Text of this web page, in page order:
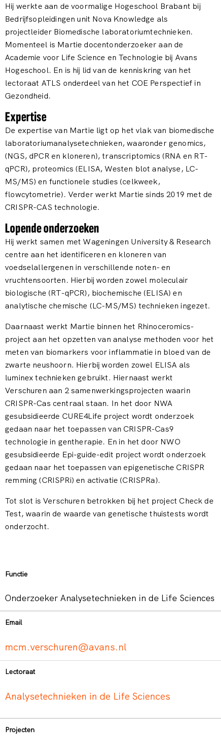
Hij werkte aan de voormalige Hogeschool Brabant bij
Bedrijfsopleidingen unit Nova Knowledge als
projectleider Biomedische laboratoriumtechnieken.
Momenteel is Martie docentonderzoeker aan de
Academie voor Life Science en Technologie bij Avans
Hogeschool. En is hij lid van de kenniskring van het
lectoraat ATLS onderdeel van het COE Perspectief in
Gezondheid.
Expertise
De expertise van Martie ligt op het vlak van biomedische
laboratoriumanalysetechnieken, waaronder genomics,
(NGS, dPCR en kloneren), transcriptomics (RNA en RT-
qPCR), proteomics (ELISA, Westen blot analyse, LC-
MS/MS) en functionele studies (celkweek,
flowcytometrie). Verder werkt Martie sinds 2019 met de
CRISPR-CAS technologie.
Lopende onderzoeken
Hij werkt samen met Wageningen University & Research
centre aan het identificeren en kloneren van
voedselallergenen in verschillende noten- en
vruchtensoorten. Hierbij worden zowel moleculair
biologische (RT-qPCR), biochemische (ELISA) en
analytische chemische (LC-MS/MS) technieken ingezet.
Daarnaast werkt Martie binnen het Rhinoceromics-
project aan het opzetten van analyse methoden voor het
meten van biomarkers voor inflammatie in bloed van de
zwarte neushoorn. Hierbij worden zowel ELISA als
luminex technieken gebruikt. Hiernaast werkt
Verschuren aan 2 samenwerkingsprojecten waarin
CRISPR-Cas centraal staan. In het door NWA
gesubsidieerde CURE4Life project wordt onderzoek
gedaan naar het toepassen van CRISPR-Cas9
technologie in gentherapie. En in het door NWO
gesubsidieerde Epi-guide-edit project wordt onderzoek
gedaan naar het toepassen van epigenetische CRISPR
remming (CRISPRi) en activatie (CRISPRa).
Tot slot is Verschuren betrokken bij het project Check de
Test, waarin de waarde van genetische thuistests wordt
onderzocht.
Functie
Onderzoeker Analysetechnieken in de Life Sciences
Email
mcm.verschuren@avans.nl
Lectoraat
Analysetechnieken in de Life Sciences
Projecten